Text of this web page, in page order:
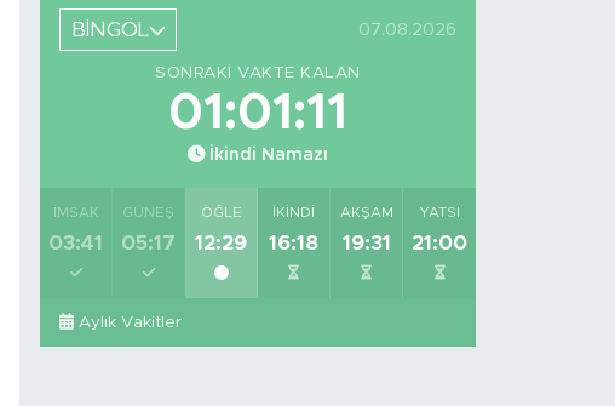
BİNGÖL 07.08.2026
SONRAKI VAKTE KALAN
01:01:10
İkindi Namazı
İMSAK
03:41
GÜNEŞ
05:17
ÖĞLE
12:29
İKINDI
16:18
AKŞAM
19:31
YATSI
21:00
Aylık Vakitler